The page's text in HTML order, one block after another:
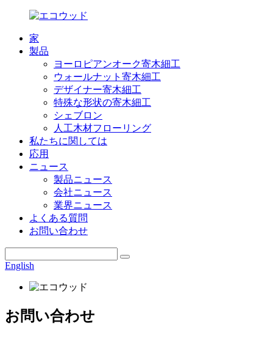
家
製品
ヨーロピアンオーク寄木細工
ウォールナット寄木細工
デザイナー寄木細工
特殊な形状の寄木細工
シェブロン
人工木材フローリング
私たちに関しては
応用
ニュース
製品ニュース
会社ニュース
業界ニュース
よくある質問
お問い合わせ
English
お問い合わせ